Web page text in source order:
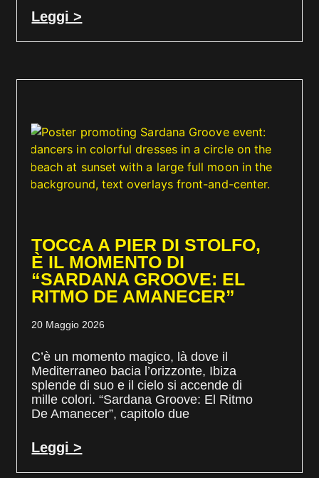
Leggi >
TOCCA A PIER DI STOLFO,
È IL MOMENTO DI
“SARDANA GROOVE: EL
RITMO DE AMANECER”
20 Maggio 2026
C’è un momento magico, là dove il
Mediterraneo bacia l’orizzonte, Ibiza
splende di suo e il cielo si accende di
mille colori. “Sardana Groove: El Ritmo
De Amanecer”, capitolo due
Leggi >